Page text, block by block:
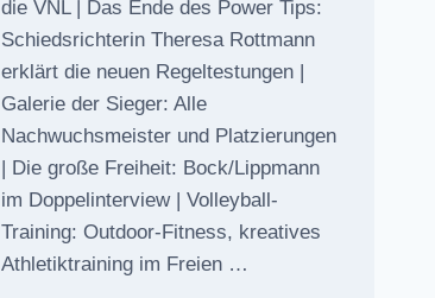
die VNL | Das Ende des Power Tips:
Schiedsrichterin Theresa Rottmann
erklärt die neuen Regeltestungen |
Galerie der Sieger: Alle
Nachwuchsmeister und Platzierungen
| Die große Freiheit: Bock/Lippmann
im Doppelinterview | Volleyball-
Training: Outdoor-Fitness, kreatives
Athletiktraining im Freien …